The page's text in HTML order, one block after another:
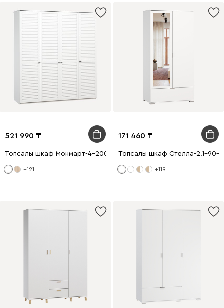
521 990
Топсалы шкаф Монмарт-4-200-240 Ақ
+121
171 460
Топсалы шкаф Стелла-2.1-90-
+119